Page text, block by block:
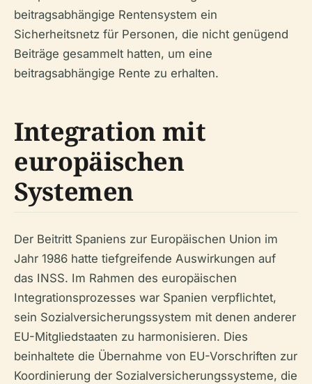
beitragsabhängige Rentensystem ein
Sicherheitsnetz für Personen, die nicht genügend
Beiträge gesammelt hatten, um eine
beitragsabhängige Rente zu erhalten.
Integration mit
europäischen
Systemen
Der Beitritt Spaniens zur Europäischen Union im
Jahr 1986 hatte tiefgreifende Auswirkungen auf
das INSS. Im Rahmen des europäischen
Integrationsprozesses war Spanien verpflichtet,
sein Sozialversicherungssystem mit denen anderer
EU-Mitgliedstaaten zu harmonisieren. Dies
beinhaltete die Übernahme von EU-Vorschriften zur
Koordinierung der Sozialversicherungssysteme, die